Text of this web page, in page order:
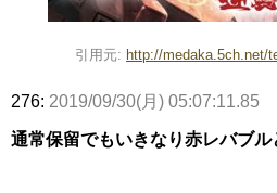
引用元: http://medaka.5ch.net/
276: 2019/09/30(月) 05:07:11.85
通常保留でもいきなり赤レバブ